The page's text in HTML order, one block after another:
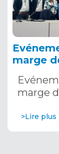
marge
marge
>Lire plus